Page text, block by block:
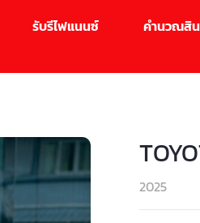
รับรีไฟแนนซ์ คำนวณสิ
2025